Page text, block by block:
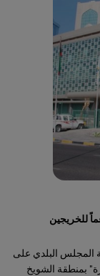
للخريجين
المجلس البلدي على
بمنطقة الشويخ